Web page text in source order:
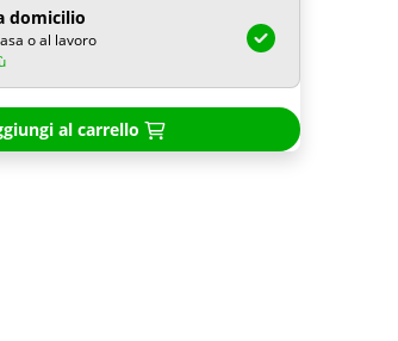
domicilio
o al lavoro
al carrello